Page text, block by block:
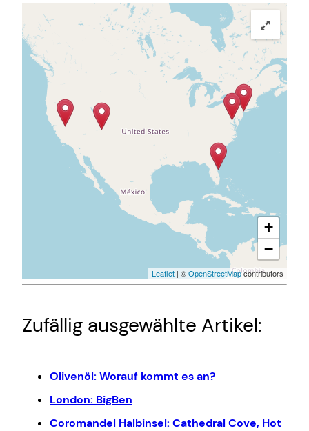
+
−
Leaflet | ©OpenStreetMapcontributors
Zufällig ausgewählte Artikel:
Olivenöl: Worauf kommt es an?
London: BigBen
Coromandel Halbinsel: Cathedral Cove, Hot